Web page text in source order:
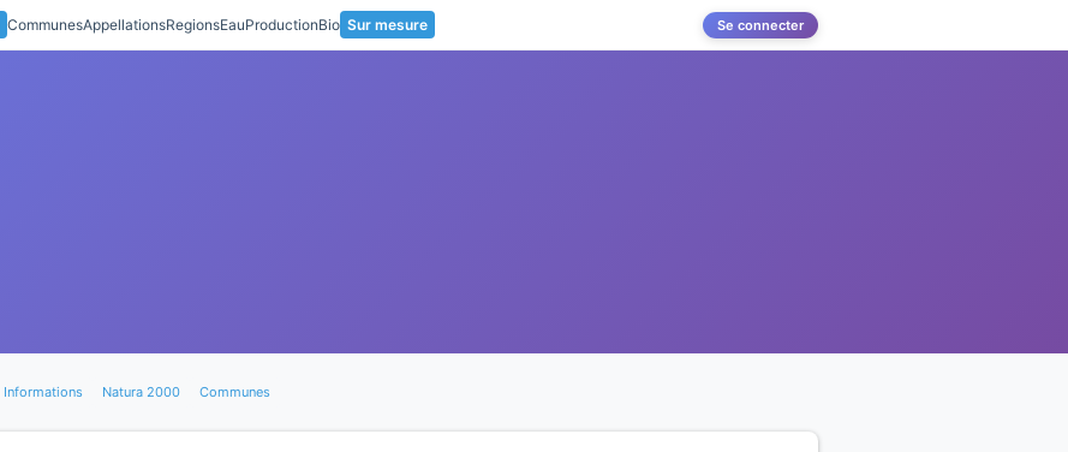
CommunesAppellationsRegionsEauProductionBio Sur mesure Se connecter
Informations Natura 2000 Communes